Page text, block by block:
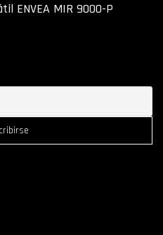
ENVEA MIR 9000-P